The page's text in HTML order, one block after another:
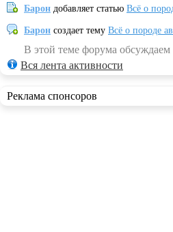
Барон добавляет статью Всё о
Барон создает тему Всё о породе
В этой теме форума обсуждаем
Вся лента активности
Реклама спонсоров